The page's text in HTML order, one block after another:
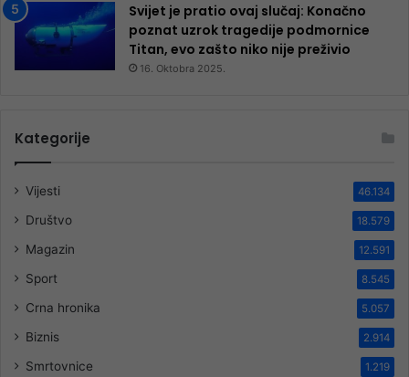
Svijet je pratio ovaj slučaj: Konačno
poznat uzrok tragedije podmornice
Titan, evo zašto niko nije preživio
16. Oktobra 2025.
Kategorije
Vijesti 46.134
Društvo 18.579
Magazin 12.591
Sport 8.545
Crna hronika 5.057
Biznis 2.914
Smrtovnice 1.219